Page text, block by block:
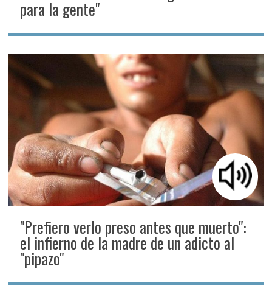
para la gente"
"Prefiero verlo preso antes que muerto":
el infierno de la madre de un adicto al
"pipazo"